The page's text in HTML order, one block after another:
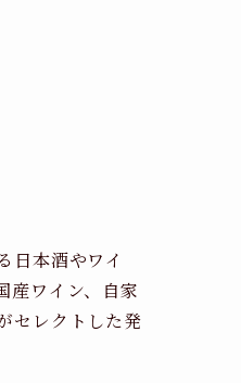
日本酒やワイ
産ワイン、自家
セレクトした発